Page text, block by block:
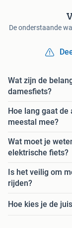
De onderstaande
Wat zijn de
damesfiets?
Hoe lang gaat
meestal mee?
Wat moet je
elektrische fiets?
Is het veilig om
rijden?
Hoe kies je de